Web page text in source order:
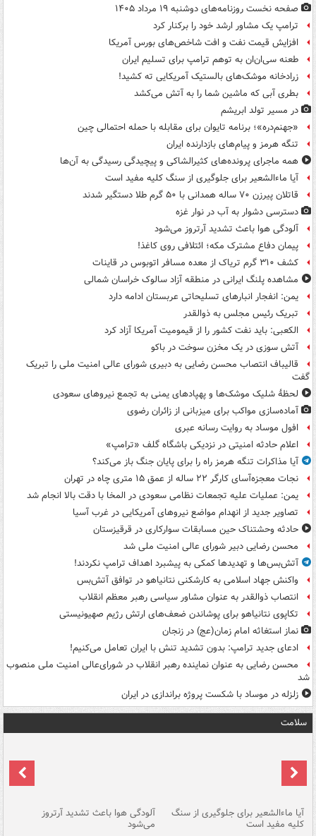
صفحه نخست روزنامه‌های دوشنبه ۱۹ مرداد ۱۴۰۵
ترامپ یک مشاور ارشد خود را برکنار کرد
افزایش قیمت نفت و افت شاخص‌های بورس آمریکا
طعنه سی‌ان‌ان به توهم ترامپ برای تسلیم ایران
زرادخانه موشک‌های بالستیک آمریکایی ته کشید!
بطری آبی که ماشین شما را به آتش می‌کشد
در مسیر تولد ابریشم
«جهنم‌دره»؛ برنامه تایوان برای مقابله با حمله احتمالی چین
تنگه هرمز و پیام‌های بازدارنده ایران
همه ماجرای پرونده‌های کثیرالشاکی و پیچیدگی رسیدگی به آن‌ها
آیا ماءالشعیر برای جلوگیری از سنگ کلیه مفید است
قاتلان پیرزن ۷۰ ساله همدانی با ۵۰ گرم طلا دستگیر شدند
دسترسی دشوار به آب در نوار غزه
آلودگی هوا باعث تشدید آرتروز می‌شود
پیمان دفاع مشترک مکه؛ ائتلافی روی کاغذ!
کشف ۳۱۰ گرم تریاک از معده مسافر اتوبوس در قاینات
مشاهده پلنگ ایرانی در منطقه آزاد سالوک خراسان شمالی
یمن: انفجار انبارهای تسلیحاتی عربستان ادامه دارد
تبریک رئیس مجلس به ذوالقدر
الکعبی: باید نفت کشور را از قیمومیت آمریکا آزاد کرد
آتش سوزی در یک مخزن سوخت در باکو
قالیباف انتصاب محسن رضایی به دبیری شورای عالی امنیت ملی را تبریک
گفت
لحظۀ شلیک موشک‌ها و پهپادهای یمنی به تجمع نیروهای سعودی
آماده‌سازی مواکب برای میزبانی از زائران رضوی
افول موساد به روایت رسانه عبری
اعلام حادثه امنیتی در نزدیکی باشگاه گلف «ترامپ»
آیا مذاکرات تنگه هرمز راه را برای پایان جنگ باز می‌کند؟
نجات معجزه‌آسای کارگر ۲۲ ساله از عمق ۱۵ متری چاه در تهران
یمن: عملیات علیه تجمعات نظامی سعودی در المخا با دقت بالا انجام شد
تصاویر جدید از انهدام مواضع نیروهای آمریکایی در غرب آسیا
حادثه وحشتناک حین مسابقات سوارکاری در قرقیزستان
محسن رضایی دبیر شورای عالی امنیت ملی شد
آتش‌بس‌ها و تهدیدها کمکی به پیشبرد اهداف ترامپ نکردند!
واکنش جهاد اسلامی به کارشکنی نتانیاهو در توافق آتش‌بس
انتصاب ذوالقدر به عنوان مشاور سیاسی رهبر معظم انقلاب
تکاپوی نتانیاهو برای پوشاندن ضعف‌های ارتش رژیم صهیونیستی
نماز استغاثه امام زمان(عج) در زنجان
ادعای جدید ترامپ: بدون تشدید تنش با ایران تعامل می‌کنیم!
محسن رضایی به عنوان نماینده رهبر انقلاب در شورای‌عالی امنیت ملی منصوب
شد
زلزله در موساد با شکست پروژه براندازی در ایران
سلامت
آیا ماءالشعیر برای جلوگیری از سنگ
کلیه مفید است
آلودگی هوا باعث تشدید آرتروز
می‌شود